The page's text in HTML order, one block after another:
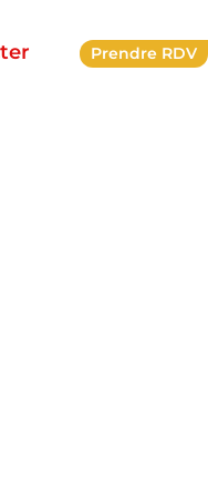
Prendre RDV